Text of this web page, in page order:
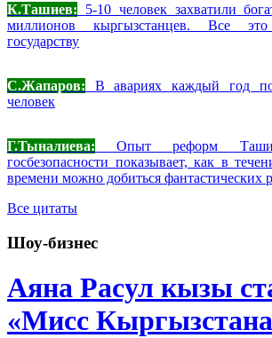
К.Ташиев: 5-10 человек захватили
миллионов кыргызстанцев. Все
государству
С.Жапаров: В авариях каждый год
человек
Г.Тыналиева: Опыт реформ
госбезопасности показывает, как в
времени можно добиться фантастических
Все цитаты
Шоу-бизнес
Аяна Расул кызы
«Мисс